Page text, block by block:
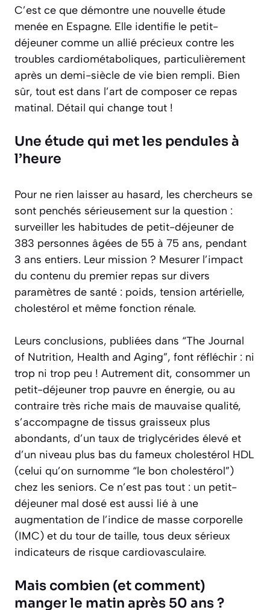
C’est ce que démontre une nouvelle étude
menée en Espagne. Elle identifie le petit-
déjeuner comme un allié précieux contre les
troubles cardiométaboliques, particulièrement
après un demi-siècle de vie bien rempli. Bien
sûr, tout est dans l’art de composer ce repas
matinal. Détail qui change tout !
Une étude qui met les pendules à
l’heure
Pour ne rien laisser au hasard, les chercheurs se
sont penchés sérieusement sur la question :
surveiller les habitudes de petit-déjeuner de
383 personnes âgées de 55 à 75 ans, pendant
3 ans entiers. Leur mission ? Mesurer l’impact
du contenu du premier repas sur divers
paramètres de santé : poids, tension artérielle,
cholestérol et même fonction rénale.
Leurs conclusions, publiées dans “The Journal
of Nutrition, Health and Aging”, font réfléchir : ni
trop ni trop peu ! Autrement dit, consommer un
petit-déjeuner trop pauvre en énergie, ou au
contraire très riche mais de mauvaise qualité,
s’accompagne de tissus graisseux plus
abondants, d’un taux de triglycérides élevé et
d’un niveau plus bas du fameux cholestérol HDL
(celui qu’on surnomme “le bon cholestérol”)
chez les seniors. Ce n’est pas tout : un petit-
déjeuner mal dosé est aussi lié à une
augmentation de l’indice de masse corporelle
(IMC) et du tour de taille, tous deux sérieux
indicateurs de risque cardiovasculaire.
Mais combien (et comment)
manger le matin après 50 ans ?